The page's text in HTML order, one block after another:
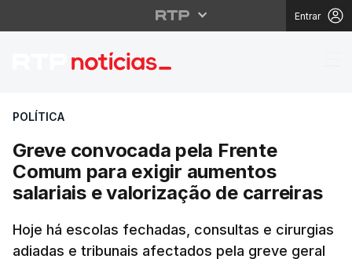
Entrar
Greve convocada
POLÍTICA
Greve convocada pela Frente
Comum para exigir aumentos
salariais e valorização de carreiras
Hoje há escolas fechadas, consultas e cirurgias
adiadas e tribunais afectados pela greve geral